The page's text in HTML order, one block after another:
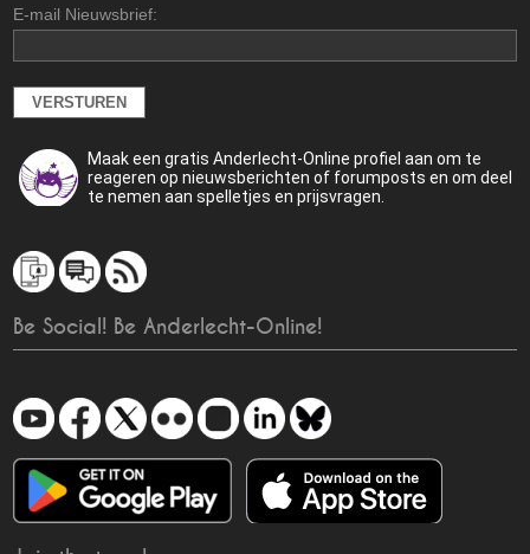
E-mail Nieuwsbrief:
Maak een gratis Anderlecht-Online profiel aan om te
reageren op nieuwsberichten of forumposts en om deel
te nemen aan spelletjes en prijsvragen.
Be Social! Be Anderlecht-Online!